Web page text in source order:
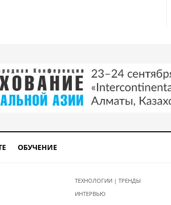
ОБУЧЕНИЕ
ТЕХНОЛОГИИ | ТРЕНДЫ
ИНТЕРВЬЮ